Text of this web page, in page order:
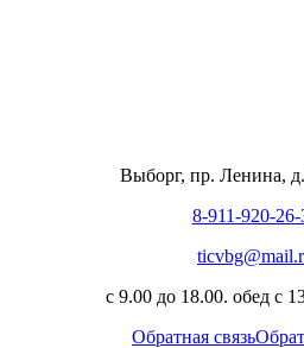
Выборг, пр. Ленина,
8-911-920-26-
с 9.00 до 18.00. обед с
Обратная связь